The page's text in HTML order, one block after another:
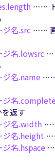
length ……
名.src ……
名.lowsrc
名.name ……
名.
返す
名.width
名.height
名.hspace